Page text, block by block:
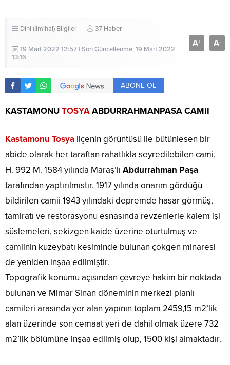
Dini (İlmihal) Bilgiler 37 Haber
19 Mart 2022 12:57 | Son Güncellenme: 19 Mart 2022
13:16
A+ A-
ABONE OL
KASTAMONUTOSYAABDURRAHMANPASA CAMII
Kastamonu Tosya ilçenin görüntüsü ile bü­tünlesen bir
abide olarak her taraftan rahatlıkla seyredilebilen cami,
H. 992 M. 1584 yılında Maraş’lı Abdurrahman Paşa
tarafından yaptı­rılmıstır. 1917 yılında onarım gördüğü
bildirilen camii 1943 yılındaki depremde hasar görmüş,
tamiratı ve restorasyonu esnasında revzenlerle kalem işi
süsleme­leri, sekizgen kaide üzerine oturtulmuş ve
camiinin kuzeybatı kesiminde bulunan çokgen minaresi
de yeniden inşaa edilmiştir.
Topografik konumu açısından çevreye hakim bir noktada
bulunan ve Mimar Sinan döneminin merkezi planlı
camileri arasında yer alan yapının toplam 2459,15 m2’lik
alan üzerinde son cemaat yeri de dahil olmak üzere 732
m2’lik bölümüne inşaa edilmiş olup, 1500 ki­şi almaktadır.